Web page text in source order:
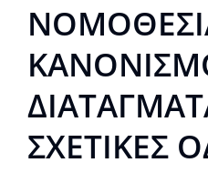
ΣΧΕΤΙΚΕΣ